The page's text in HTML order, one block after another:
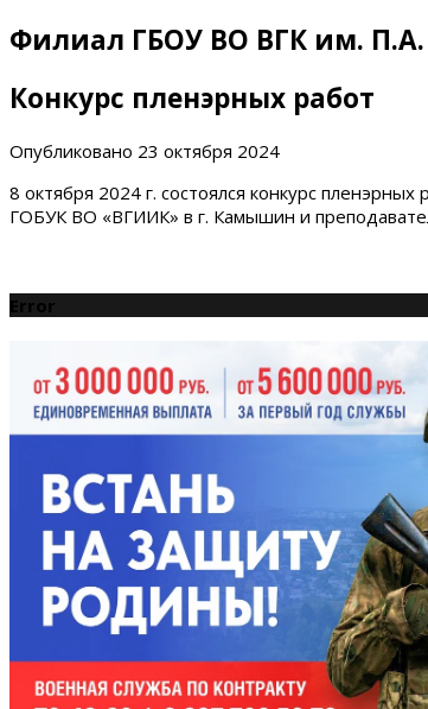
Филиал ГБОУ ВО ВГК им.
Конкурс пленэрных работ
Опубликовано 23 октября 2024
8 октября 2024 г. состоялся конкурс пленэрных
ГОБУК ВО «ВГИИК» в г. Камышин и
Error